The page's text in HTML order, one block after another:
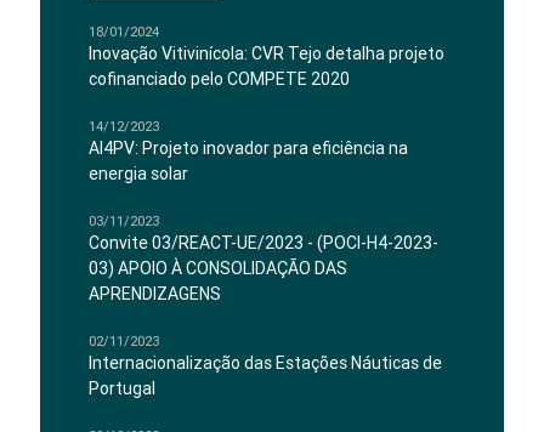
18/01/2024
Inovação Vitivinícola: CVR Tejo detalha projeto
cofinanciado pelo COMPETE 2020
14/12/2023
AI4PV: Projeto inovador para eficiência na
energia solar
03/11/2023
Convite 03/REACT-UE/2023 - (POCI-H4-2023-
03) APOIO À CONSOLIDAÇÃO DAS
APRENDIZAGENS
02/11/2023
Internacionalização das Estações Náuticas de
Portugal